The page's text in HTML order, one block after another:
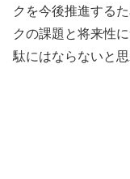
クを今後推進する
クの課題と将来性
駄にはならないと思